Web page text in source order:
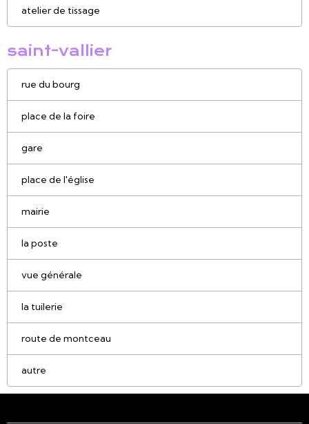
atelier de tissage
saint-vallier
rue du bourg
place de la foire
gare
place de l'église
mairie
la poste
vue générale
la tuilerie
route de montceau
autre